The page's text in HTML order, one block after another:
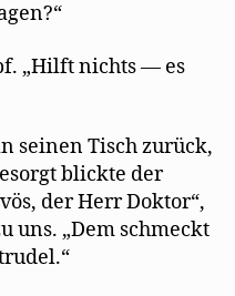
„Hilft nichts — es
seinen Tisch zurück,
blickte der
der Herr Doktor“,
uns. „Dem schmeckt